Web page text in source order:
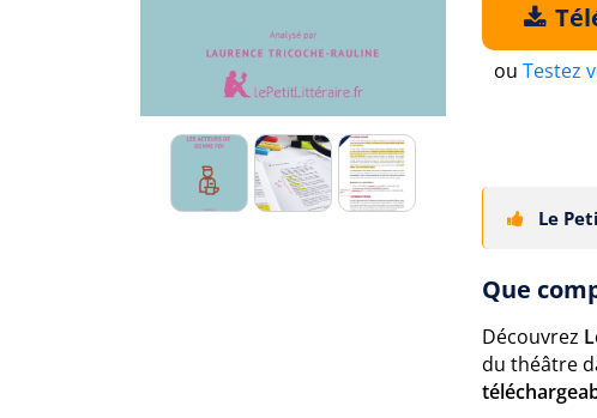
ou Testez
Le
Que
Découvrez
du théâtre